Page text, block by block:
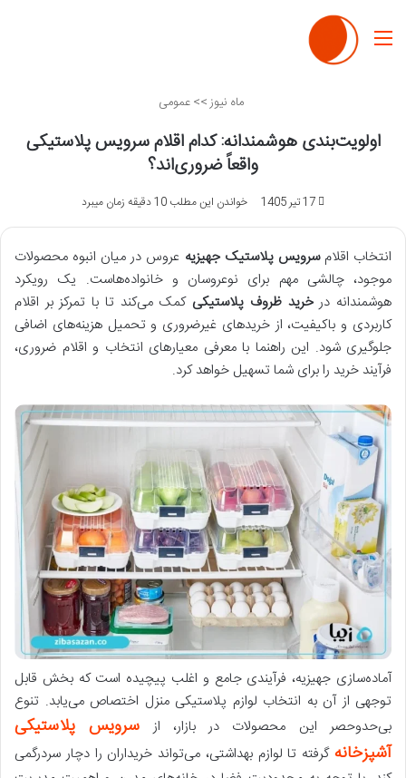
منو
ماه نیوز>>عمومی
اولویت‌بندی هوشمندانه: کدام اقلام سرویس پلاستیکی
واقعاً ضروری‌اند؟
17 تیر 1405 خواندن این مطلب 10 دقیقه زمان میبرد
انتخاب اقلام سرویس پلاستیک جهیزیه عروس در میان انبوه محصولات
موجود، چالشی مهم برای نوعروسان و خانواده‌هاست. یک رویکرد
هوشمندانه در خرید ظروف پلاستیکی کمک می‌کند تا با تمرکز بر اقلام
کاربردی و باکیفیت، از خریدهای غیرضروری و تحمیل هزینه‌های اضافی
جلوگیری شود. این راهنما با معرفی معیارهای انتخاب و اقلام ضروری،
فرآیند خرید را برای شما تسهیل خواهد کرد.
آماده‌سازی جهیزیه، فرآیندی جامع و اغلب پیچیده است که بخش قابل
توجهی از آن به انتخاب لوازم پلاستیکی منزل اختصاص می‌یابد. تنوع
بی‌حدوحصر این محصولات در بازار، از سرویس پلاستیکی
آشپزخانه گرفته تا لوازم بهداشتی، می‌تواند خریداران را دچار سردرگمی